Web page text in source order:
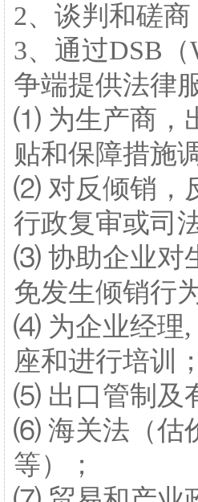
2、谈判和磋商
3、通过DSB
争端提供法律
⑴ 为生产商，
贴和保障措施
⑵ 对反倾销，
行政复审或司
⑶ 协助企业对
免发生倾销行
⑷ 为企业经理,
座和进行培训
⑸ 出口管制及
⑹ 海关法（估
等）；